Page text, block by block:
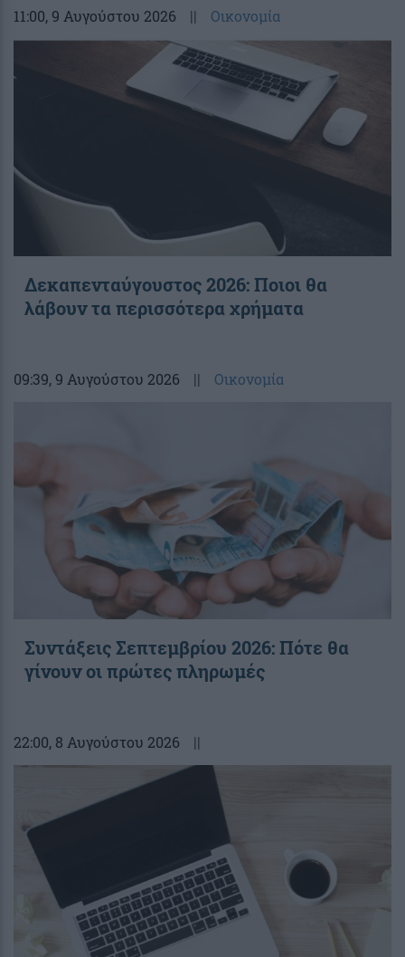
11:00, 9 Αυγούστου 2026 || Οικονομία
Δεκαπενταύγουστος 2026: Ποιοι θα
λάβουν τα περισσότερα χρήματα
09:39, 9 Αυγούστου 2026 || Οικονομία
Συντάξεις Σεπτεμβρίου 2026: Πότε θα
γίνουν οι πρώτες πληρωμές
22:00, 8 Αυγούστου 2026 ||